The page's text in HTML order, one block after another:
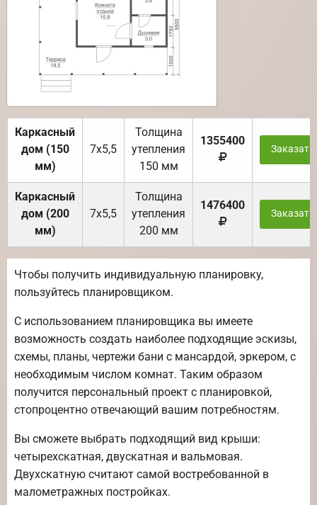
Каркасный
дом (150
мм)
7х5,5
Толщина
утепления
150 мм
1355400
Заказать
Каркасный
дом (200
мм)
7х5,5
Толщина
утепления
200 мм
1476400
Заказать
Чтобы получить индивидуальную планировку,
пользуйтесь планировщиком.
С использованием планировщика вы имеете
возможность создать наиболее подходящие эскизы,
схемы, планы, чертежи бани с мансардой, эркером, с
необходимым числом комнат. Таким образом
получится персональный проект с планировкой,
стопроцентно отвечающий вашим потребностям.
Вы сможете выбрать подходящий вид крыши:
четырехскатная, двускатная и вальмовая.
Двухскатную считают самой востребованной в
малометражных постройках.